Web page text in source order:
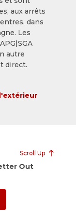
aux arrêts
dans
Les
autre
direct.
Scroll Up
Out